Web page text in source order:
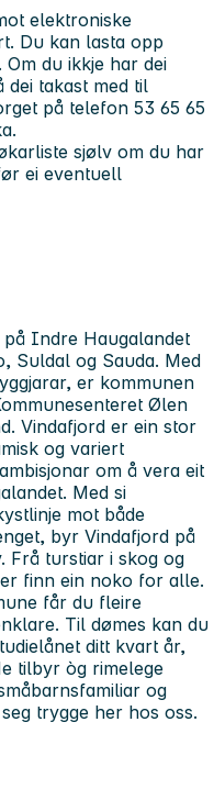
elektroniske
Du kan lasta opp
du ikkje har dei
takast med til
på telefon 53 65 65
sjølv om du har
ei eventuell
Indre Haugalandet
Suldal og Sauda. Med
er kommunen
Ølen
Vindafjord er ein stor
og variert
om å vera eit
Med si
mot både
byr Vindafjord på
Frå turstiar i skog og
finn ein noko for alle.
får du fleire
Til dømes kan du
ditt kvart år,
tilbyr òg rimelege
og
trygge her hos oss.